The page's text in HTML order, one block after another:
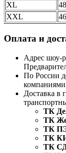
XL
XXL
Оплата и
Адрес шоу-
По России
Доставка в
ТК
ТК
ТК
ТК
ТК